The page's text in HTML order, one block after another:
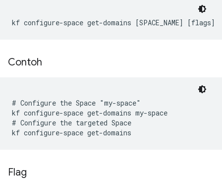
kf configure-space get-domains [SPACE_NAME] [flags]
Contoh
# Configure the Space "my-space"
kf configure-space get-domains my-space
# Configure the targeted Space
Flag